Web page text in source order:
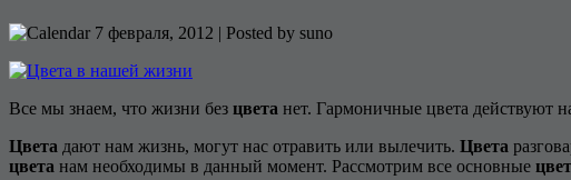
7 февраля, 2012 | Posted by suno
Все мы знаем, что жизни без цвета нет. Гармоничные цвета действуют
Цвета дают нам жизнь, могут нас отравить или вылечить. Цвета
цвета нам необходимы в данный момент. Рассмотрим все основные